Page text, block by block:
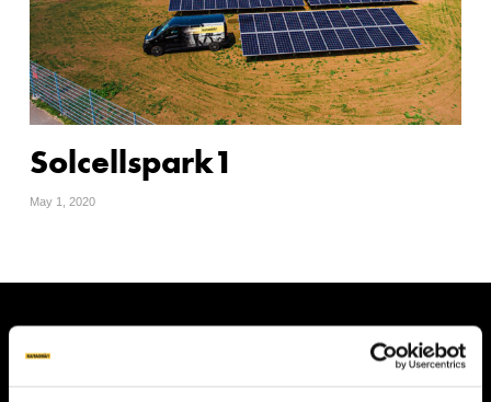
Solcellspark1
May 1, 2020